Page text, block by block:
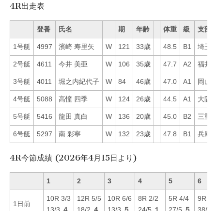
4R出走表
登番 氏名 期 年齢 体重 級 支部
1号艇 4997 濱崎 寿里矢 W 121 33歳 48.5 B1 埼玉
2号艇 4611 今井 美亜 W 106 35歳 47.7 A2 福井
3号艇 4011 堀之内紀代子 W 84 46歳 47.0 A1 岡山
4号艇 5088 高憧 四季 W 124 26歳 44.5 A1 大阪
5号艇 5416 龍田 真白 W 136 20歳 45.0 B2 三重
6号艇 5297 南 彩寧 W 132 23歳 47.8 B1 兵庫
4R今節成績 (2026年4月15日より)
1 2 3 4 5 6
1日前
10R 3/3
12R 5/5
10R 6/6
8R 2/2
5R 4/4
9R 4/